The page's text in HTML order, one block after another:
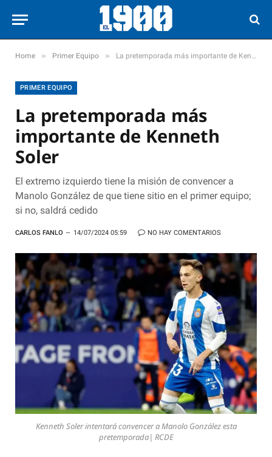
Home » Primer Equipo » La pretemporada más importante de Kenneth Soler
PRIMER EQUIPO
La pretemporada más
importante de Kenneth
Soler
El extremo izquierdo tiene la misión de convencer a
Manolo González de que tiene sitio en el primer equipo;
si no, saldrá cedido
CARLOS FANLO 14/07/2024 05:59 NO HAY COMENTARIOS
Kenneth Soler intentará convencer a Manolo González esta
pretemporada| RCDE